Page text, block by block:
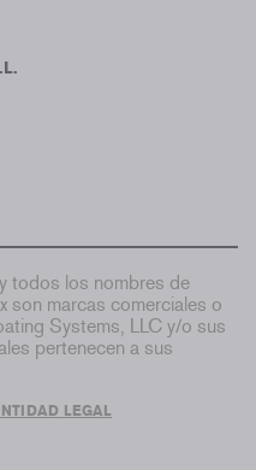
todos los nombres de
son marcas comerciales o
Systems, LLC y/o sus
pertenecen a sus
LEGAL